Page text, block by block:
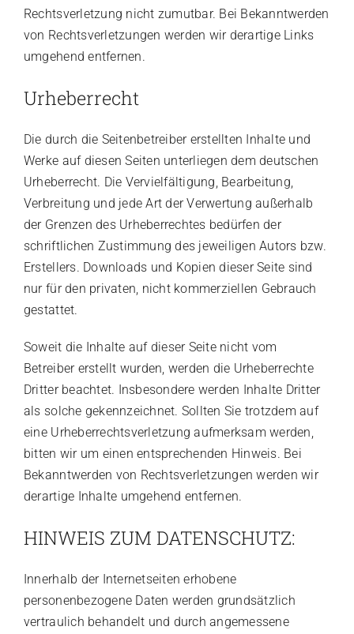
Rechtsverletzung nicht zumutbar. Bei Bekanntwerden
von Rechtsverletzungen werden wir derartige Links
umgehend entfernen.
Urheberrecht
Die durch die Seitenbetreiber erstellten Inhalte und
Werke auf diesen Seiten unterliegen dem deutschen
Urheberrecht. Die Vervielfältigung, Bearbeitung,
Verbreitung und jede Art der Verwertung außerhalb
der Grenzen des Urheberrechtes bedürfen der
schriftlichen Zustimmung des jeweiligen Autors bzw.
Erstellers. Downloads und Kopien dieser Seite sind
nur für den privaten, nicht kommerziellen Gebrauch
gestattet.
Soweit die Inhalte auf dieser Seite nicht vom
Betreiber erstellt wurden, werden die Urheberrechte
Dritter beachtet. Insbesondere werden Inhalte Dritter
als solche gekennzeichnet. Sollten Sie trotzdem auf
eine Urheberrechtsverletzung aufmerksam werden,
bitten wir um einen entsprechenden Hinweis. Bei
Bekanntwerden von Rechtsverletzungen werden wir
derartige Inhalte umgehend entfernen.
HINWEIS ZUM DATENSCHUTZ:
Innerhalb der Internetseiten erhobene
personenbezogene Daten werden grundsätzlich
vertraulich behandelt und durch angemessene